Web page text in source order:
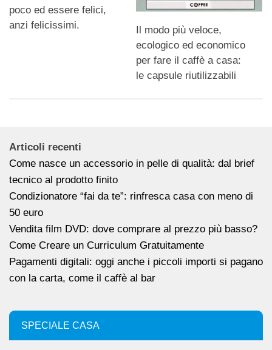
poco ed essere felici,
anzi felicissimi.
Il modo più veloce,
ecologico ed economico
per fare il caffè a casa:
le capsule riutilizzabili
Articoli recenti
Come nasce un accessorio in pelle di qualità: dal brief
tecnico al prodotto finito
Condizionatore “fai da te”: rinfresca casa con meno di
50 euro
Vendita film DVD: dove comprare al prezzo più basso?
Come Creare un Curriculum Gratuitamente
Pagamenti digitali: oggi anche i piccoli importi si pagano
con la carta, come il caffè al bar
SPECIALE CASA